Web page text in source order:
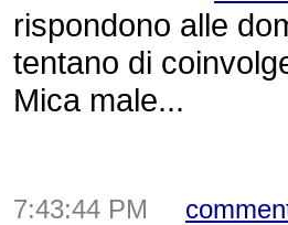
rispondono alle
tentano di
Mica male...
7:43:44 PM